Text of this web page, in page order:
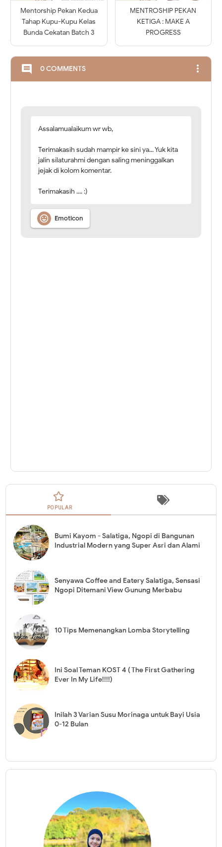
Mentorship Pekan Kedua
Tahap Kupu-Kupu Kelas
Bunda Cekatan Batch 3
MENTROSHIP PEKAN
KETIGA : MAKE A
PROGRESS
comment 0 COMMENTS more_vert
Assalamualaikum wr wb,
Terimakasih sudah mampir ke sini ya... Yuk kita
jalin silaturahmi dengan saling meninggalkan
jejak di kolom komentar.
Terimakasih .... :)
 Emoticon
POPULAR
Bumi Kayom - Salatiga, Ngopi di Bangunan
Industrial Modern yang Super Asri dan Alami
Senyawa Coffee and Eatery Salatiga, Sensasi
Ngopi Ditemani View Gunung Merbabu
10 Tips Memenangkan Lomba Storytelling
Ini Soal Teman KOST 4 ( The First Gathering
Ever In My Life!!!!)
Inilah 3 Varian Susu Morinaga untuk Bayi Usia
0-12 Bulan